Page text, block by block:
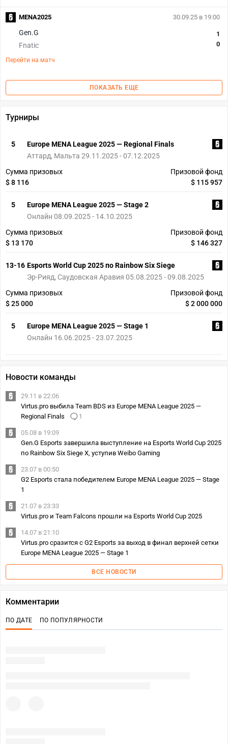
30.09.25 в 19:00
Gen.G
Fnatic
1
0
Перейти на матч
MENA2025
ПОКАЗАТЬ ЕЩЕ
Турниры
5
Europe MENA League 2025 — Regional Finals
Аттард, Мальта 29.11.2025 - 07.12.2025
Сумма призовых
$ 8 116
Призовой фонд
$ 115 957
5
Europe MENA League 2025 — Stage 2
Онлайн 08.09.2025 - 14.10.2025
Сумма призовых
$ 13 170
Призовой фонд
$ 146 327
13-16 Esports World Cup 2025 по Rainbow Six Siege
Эр-Рияд, Саудовская Аравия 05.08.2025 - 09.08.2025
Сумма призовых
$ 25 000
Призовой фонд
$ 2 000 000
5
Europe MENA League 2025 — Stage 1
Онлайн 16.06.2025 - 23.07.2025
Новости команды
29.11 в 22:06
Virtus.pro выбила Team BDS из Europe MENA League 2025 —
Regional Finals
1
05.08 в 19:09
Gen.G Esports завершила выступление на Esports World Cup 2025
по Rainbow Six Siege X, уступив Weibo Gaming
23.07 в 00:50
G2 Esports стала победителем Europe MENA League 2025 — Stage
1
21.07 в 23:33
Virtus.pro и Team Falcons прошли на Esports World Cup 2025
14.07 в 21:10
Virtus.pro сразится с G2 Esports за выход в финал верхней сетки
Europe MENA League 2025 — Stage 1
ВСЕ НОВОСТИ
Комментарии
ПО ДАТЕ ПО ПОПУЛЯРНОСТИ